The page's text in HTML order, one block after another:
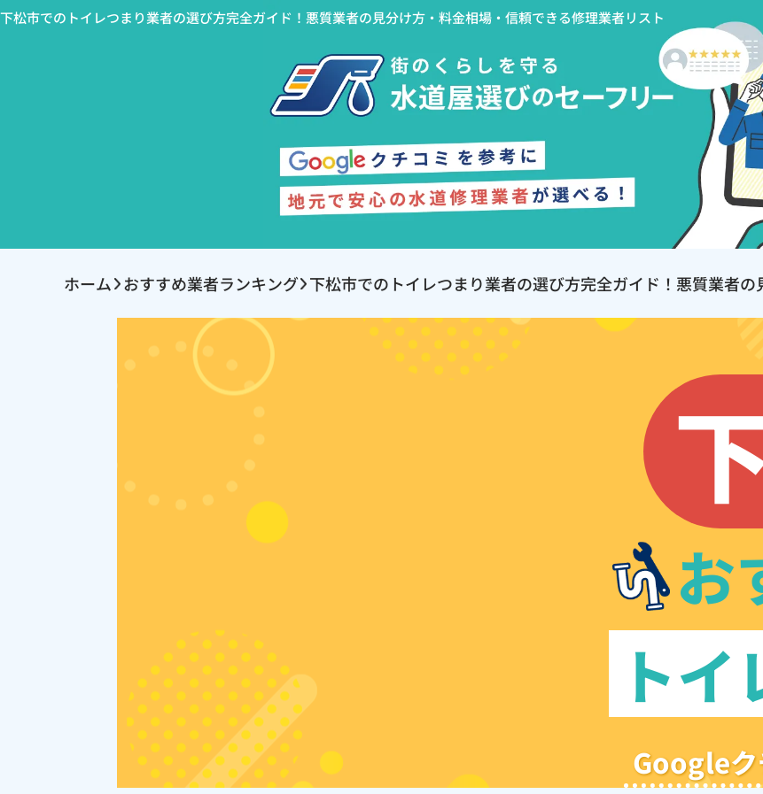
下松市でのトイレつまり業者の選び方完全ガイド！悪質業者の見分け方・料金相場・信頼できる修理業者リスト
ホーム おすすめ業者ランキング 下松市でのトイレつまり業者の選び方完全ガイド！悪質業者
お
ト
Googleク